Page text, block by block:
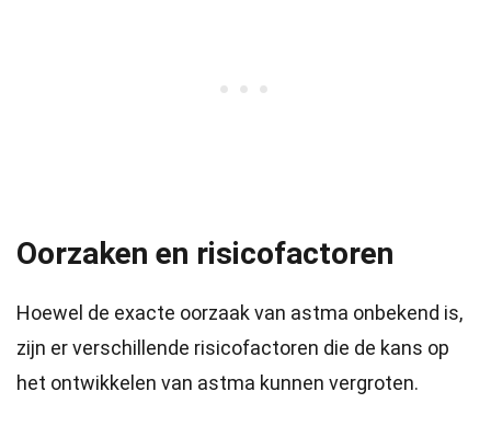
Oorzaken en risicofactoren
Hoewel de exacte oorzaak van astma onbekend is,
zijn er verschillende risicofactoren die de kans op
het ontwikkelen van astma kunnen vergroten.